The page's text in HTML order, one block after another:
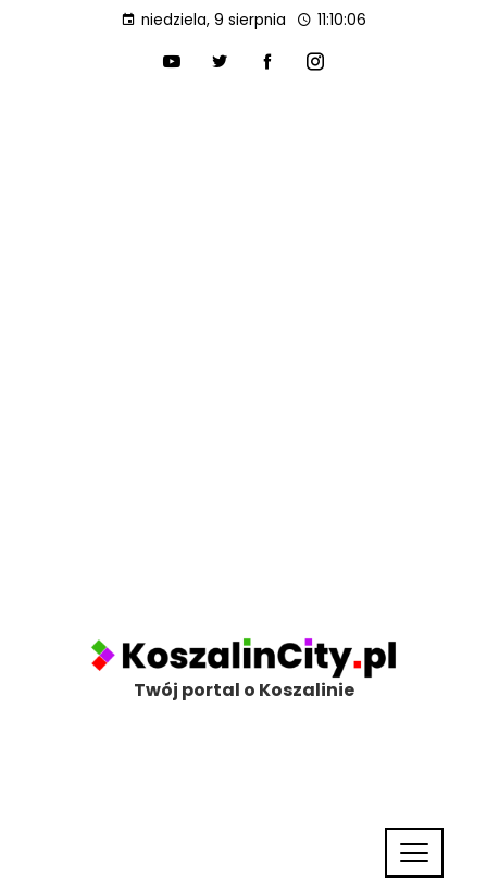
niedziela, 9 sierpnia 11:10:07
Twój portal o Koszalinie